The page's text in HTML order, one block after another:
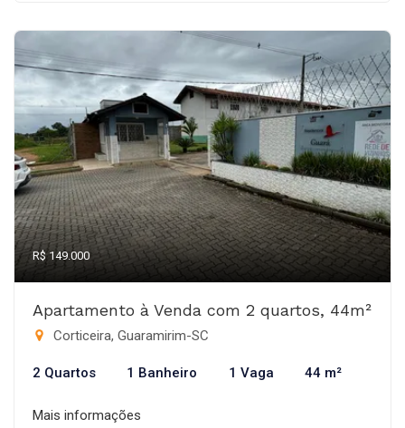
R$ 149.000
Apartamento à Venda com 2 quartos, 44m²
Corticeira, Guaramirim-SC
2 Quartos 1 Banheiro 1 Vaga 44 m²
Mais informações